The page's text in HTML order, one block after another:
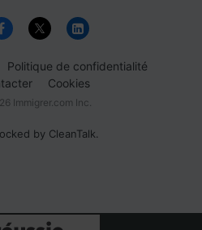
Politique de confidentialité
Cookies
Immigrer.com Inc.
by CleanTalk.